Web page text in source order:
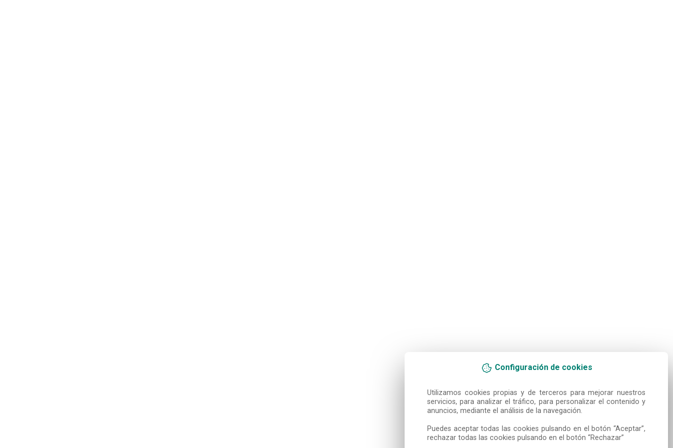
Configuración de cookies
Utilizamos cookies propias y de terceros para mejorar nuestros
servicios, para analizar el tráfico, para personalizar el contenido y
anuncios, mediante el análisis de la navegación.
Puedes aceptar todas las cookies pulsando en el botón “Aceptar”,
rechazar todas las cookies pulsando en el botón “Rechazar”